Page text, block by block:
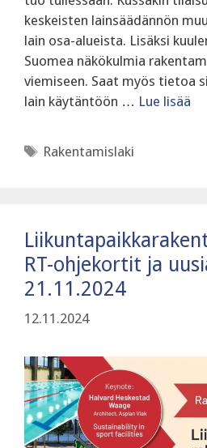
keskeisten lainsäädännön
lain osa-alueista. Lisäksi
Suomea näkökulmia
viemiseen. Saat myös tietoa
lain käytäntöön … Lue lisää
Avainsanat
Rakentamislaki
RT-ohjekortit ja
21.11.2024
12.11.2024